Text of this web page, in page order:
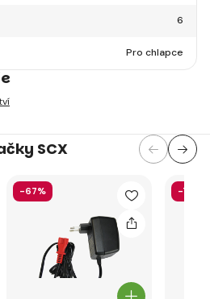
6
Pro chlapce
SCX
-67% -7%